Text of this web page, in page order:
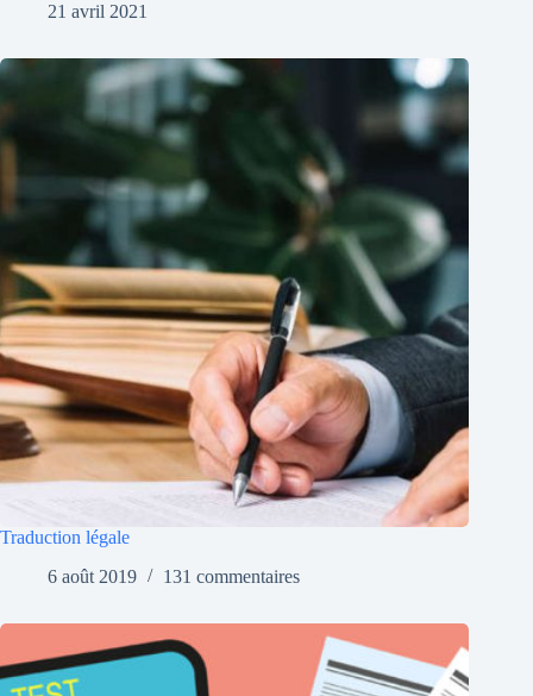
21 avril 2021
Traduction légale
6 août 2019
131 commentaires